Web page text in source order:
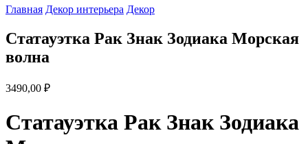
Главная Декор интерьера Декор
Статауэтка Рак Знак Зодиака Морская
волна
3490,00 ₽
Статауэтка Рак Знак Зодиака